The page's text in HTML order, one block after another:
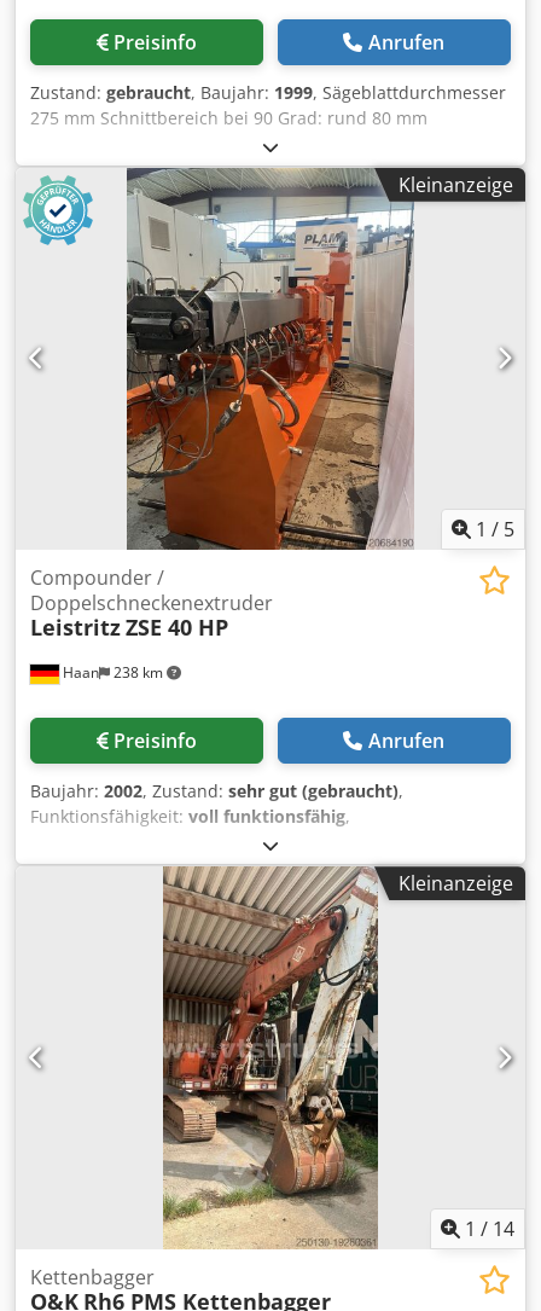
Preisinfo Anrufen
Zustand: gebraucht, Baujahr: 1999, Sägeblattdurchmesser
275 mm Schnittbereich bei 90 Grad: rund 80 mm
Schnittbereich bei 90 Grad: vierkant 70 mm Schnittbereich
bei 90 Grad: flach 100 x 60 mm Schnittbereich bei 45 Grad:
rund 70 mm Cedpfx Abel R Nnno Tjrf Schnittbereich bei 45
Grad: vierkant 60 mm Schnittbereich bei 60 Grad: flach 80
x 50 mm Spannbereich 110 mm Drehzahl 45 / 90 U/min
Gesamtleistungsbedarf 0,5 kW Maschinengewicht ca. 0,07
t Raumbedarf ca. 900 x 700 x 1600 m Manuelle
Kaltkreissäge mit: - Maschinenuntergestell -
Auflageschiene 1500mm
Kleinanzeige
1 / 5
Haan 238 km
Compounder /
Doppelschneckenextruder
LeistritzZSE 40 HP
Preisinfo Anrufen
Baujahr: 2002, Zustand: sehr gut (gebraucht),
Funktionsfähigkeit: voll funktionsfähig,
Doppelschneckenextruder Ref.-Nr.: DE27695 Hersteller:
Leistritz Typ: ZSE 40 HP Baujahr: 2002 Crodpfx Aex Dip Tjb
Tsf Schneckendurchmesser: 2 x Ø 40,0 mm L/D: 40D
Antrieb: 70 KW Details: Gleichläufer, segmentierte
Schnecken und Zylinder, 1 x Segment zur
Seitenbeschickung Optionen: Granulierung, Dosierung,
Sidefeeder Das Angebot entspricht nicht Ihren
Vorstellungen? Bitte besuchen Sie unsere Webseite Plama
Engineering oder senden Sie uns Ihre detailierte Anfrage,
wir haben für fast jedes Budget das passende im
Kleinanzeige
1 / 14
Kettenbagger
O&K Rh6 PMS Kettenbagger